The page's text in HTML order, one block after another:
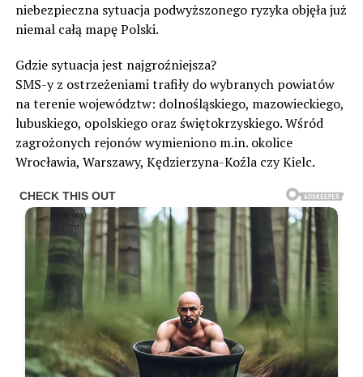
niebezpieczna sytuacja podwyższonego ryzyka objęła już
niemal całą mapę Polski.
Gdzie sytuacja jest najgroźniejsza?
SMS-y z ostrzeżeniami trafiły do wybranych powiatów
na terenie województw: dolnośląskiego, mazowieckiego,
lubuskiego, opolskiego oraz świętokrzyskiego. Wśród
zagrożonych rejonów wymieniono m.in. okolice
Wrocławia, Warszawy, Kędzierzyna-Koźla czy Kielc.